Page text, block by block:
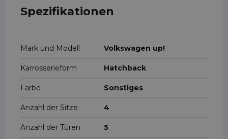
Spezifikationen
Mark und Modell Volkswagen up!
Karrosserieform Hatchback
Farbe Sonstiges
Anzahl der Sitze 4
Anzahl der Türen 5